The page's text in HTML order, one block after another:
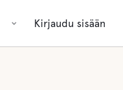
Kirjaudu sisään